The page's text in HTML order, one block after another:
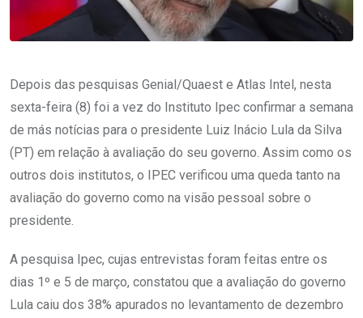
Depois das pesquisas Genial/Quaest e Atlas Intel, nesta
sexta-feira (8) foi a vez do Instituto Ipec confirmar a semana
de más notícias para o presidente Luiz Inácio Lula da Silva
(PT) em relação à avaliação do seu governo. Assim como os
outros dois institutos, o IPEC verificou uma queda tanto na
avaliação do governo como na visão pessoal sobre o
presidente.
A pesquisa Ipec, cujas entrevistas foram feitas entre os
dias 1º e 5 de março, constatou que a avaliação do governo
Lula caiu dos 38% apurados no levantamento de dezembro